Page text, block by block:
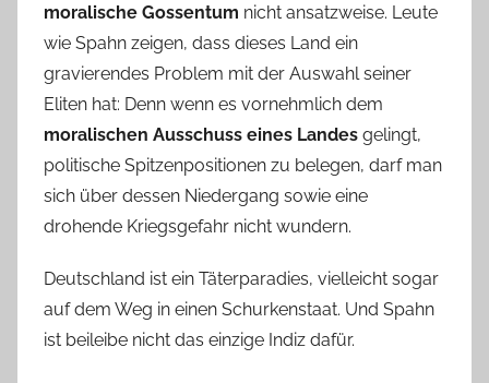
moralische Gossentum nicht ansatzweise. Leute
wie Spahn zeigen, dass dieses Land ein
gravierendes Problem mit der Auswahl seiner
Eliten hat: Denn wenn es vornehmlich dem
moralischen Ausschuss eines Landes gelingt,
politische Spitzenpositionen zu belegen, darf man
sich über dessen Niedergang sowie eine
drohende Kriegsgefahr nicht wundern.
Deutschland ist ein Täterparadies, vielleicht sogar
auf dem Weg in einen Schurkenstaat. Und Spahn
ist beileibe nicht das einzige Indiz dafür.